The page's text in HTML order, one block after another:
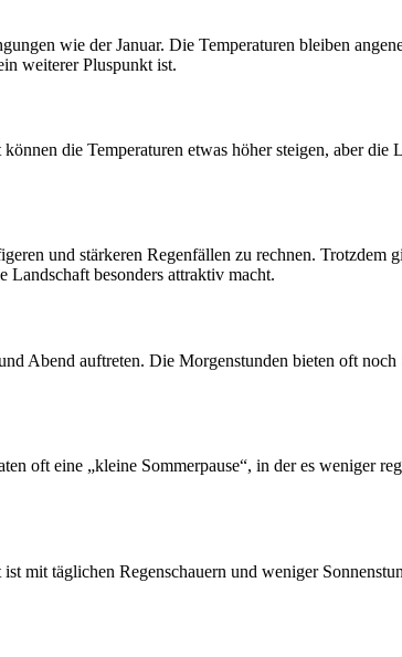
wie der Januar. Die Temperaturen bleiben
weiterer Pluspunkt ist.
die Temperaturen etwas höher steigen, aber die
und stärkeren Regenfällen zu rechnen. Trotzdem
besonders attraktiv macht.
Abend auftreten. Die Morgenstunden bieten oft
oft eine „kleine Sommerpause“, in der es weniger
mit täglichen Regenschauern und weniger